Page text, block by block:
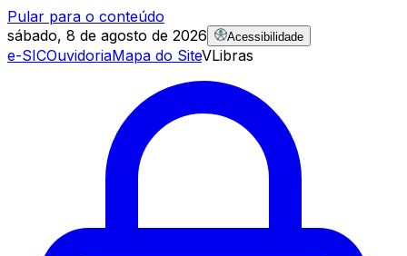
Pular para o conteúdo
sábado, 8 de agosto de 2026
Acessibilidade
e-SICOuvidoriaMapa do SiteVLibras